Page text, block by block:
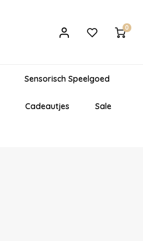
0
Sensorisch Speelgoed
Cadeautjes Sale